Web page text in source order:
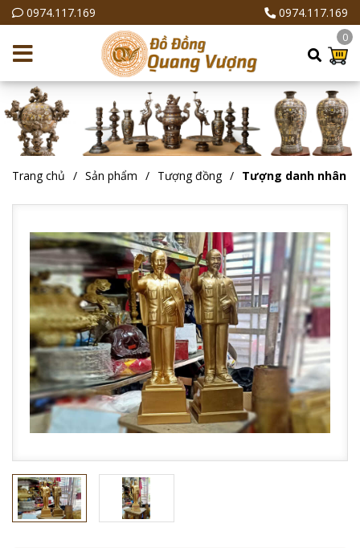
0974.117.169 0974.117.169
0
Trang chủ Sản phẩm Tượng đồng Tượng danh nhân